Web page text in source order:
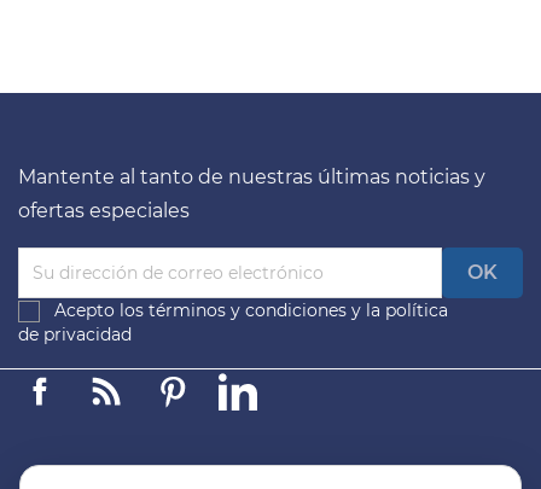
Mantente al tanto de nuestras últimas noticias y
ofertas especiales
Acepto los términos y condiciones y la política
de privacidad
FacebookLinkedinPinterest